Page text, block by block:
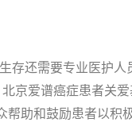
还需要专业医护人
京爱谱癌症患者关爱
帮助和鼓励患者以积